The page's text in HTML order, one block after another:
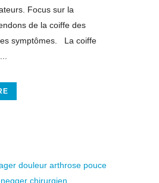
Focus sur la
de la coiffe des
symptômes. La coiffe